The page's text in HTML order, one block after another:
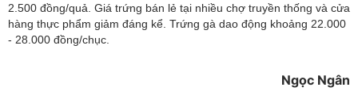
2.500 đồng/quả. Giá trứng bán lẻ tại nhiều chợ truyền thống và cửa
hàng thực phẩm giảm đáng kể. Trứng gà dao động khoảng 22.000
- 28.000 đồng/chục.
Ngọc Ngân